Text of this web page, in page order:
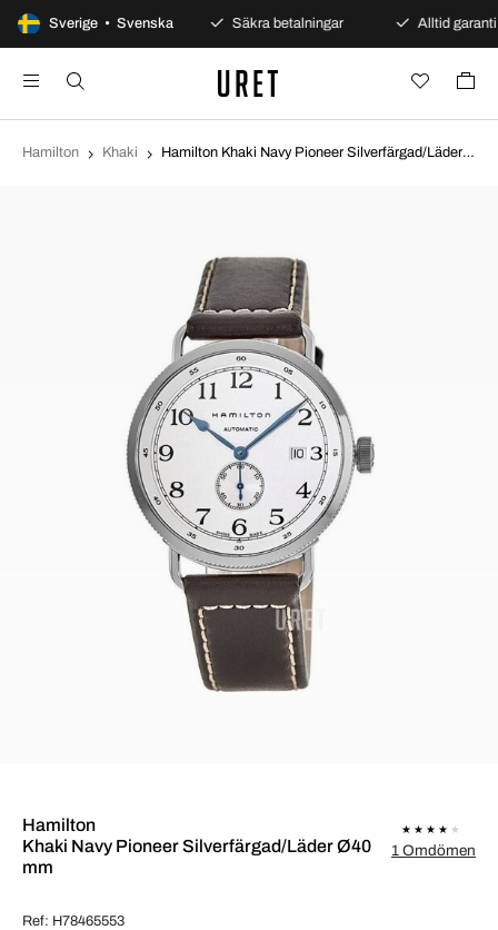
Sverige • Svenska
100 dagars öppet köp Säkra betalningar Alltid garanti
Hamilton Khaki Hamilton Khaki Navy Pioneer Silverfärgad/Läder Ø40 mm H78465553
Hamilton
Khaki Navy Pioneer Silverfärgad/Läder Ø40
mm
Ref: H78465553
1 Omdömen